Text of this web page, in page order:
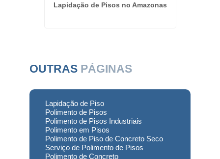
Lapidação de Pisos no Amazonas
OUTRAS PÁGINAS
Lapidação de Piso
Polimento de Pisos
Polimento de Pisos Industriais
Polimento em Pisos
Polimento de Piso de Concreto Seco
Serviço de Polimento de Pisos
Polimento de Concreto